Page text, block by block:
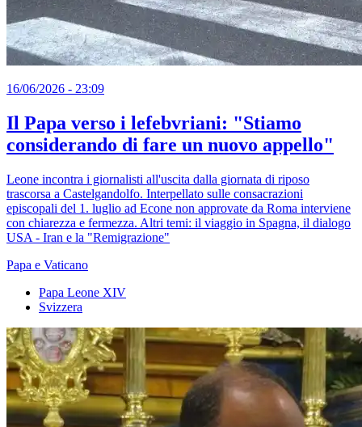
16/06/2026 - 23:09
Il Papa verso i lefebvriani: "Stiamo
considerando di fare un nuovo appello"
Leone incontra i giornalisti all'uscita dalla giornata di riposo
trascorsa a Castelgandolfo. Interpellato sulle consacrazioni
episcopali del 1. luglio ad Econe non approvate da Roma interviene
con chiarezza e fermezza. Altri temi: il viaggio in Spagna, il dialogo
USA - Iran e la "Remigrazione"
Papa e Vaticano
Papa Leone XIV
Svizzera